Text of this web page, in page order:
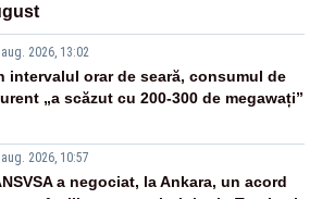
2026, 13:02
intervalul orar de seară, consumul de
„a scăzut cu 200-300 de megawați”
2026, 10:57
a negociat, la Ankara, un acord